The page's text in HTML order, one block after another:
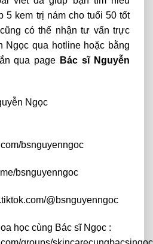
5 kem trị nám cho tuổi 50 tốt
có thể nhận tư vấn trực
Ngọc qua hotline hoặc bằng
qua page Bác sĩ Nguyễn
Ngọc
bsnguyenngoc
bsnguyenngoc
@bsnguyenngoc
học cùng Bác sĩ Ngọc :